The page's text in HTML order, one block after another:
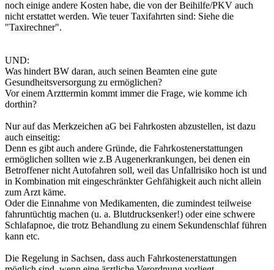
noch einige andere Kosten habe, die von der Beihilfe/PKV auch
nicht erstattet werden. Wie teuer Taxifahrten sind: Siehe die
"Taxirechner".
UND:
Was hindert BW daran, auch seinen Beamten eine gute
Gesundheitsversorgung zu ermöglichen?
Vor einem Arzttermin kommt immer die Frage, wie komme ich
dorthin?
Nur auf das Merkzeichen aG bei Fahrkosten abzustellen, ist dazu
auch einseitig:
Denn es gibt auch andere Gründe, die Fahrkostenerstattungen
ermöglichen sollten wie z.B Augenerkrankungen, bei denen ein
Betroffener nicht Autofahren soll, weil das Unfallrisiko hoch ist und
in Kombination mit eingeschränkter Gehfähigkeit auch nicht allein
zum Arzt käme.
Oder die Einnahme von Medikamenten, die zumindest teilweise
fahruntüchtig machen (u. a. Blutdrucksenker!) oder eine schwere
Schlafapnoe, die trotz Behandlung zu einem Sekundenschlaf führen
kann etc.
Die Regelung in Sachsen, dass auch Fahrkostenerstattungen